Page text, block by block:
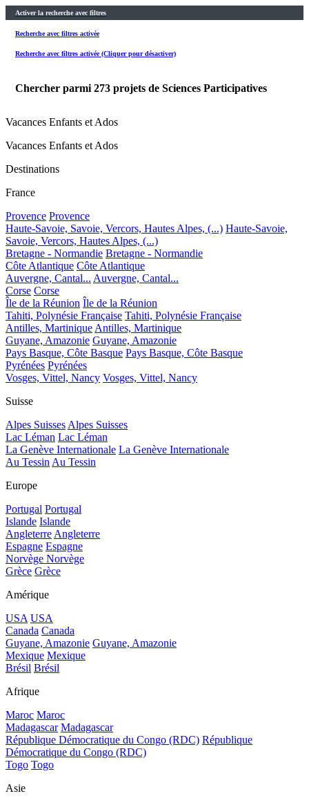
Activer la recherche avec filtres
Recherche avec filtres activée
Recherche avec filtres activée (Cliquer pour désactiver)
Chercher parmi 273 projets de Sciences Participatives
Vacances Enfants et Ados
Vacances Enfants et Ados
Destinations
France
Provence Provence
Haute-Savoie, Savoie, Vercors, Hautes Alpes, (...) Haute-Savoie,
Savoie, Vercors, Hautes Alpes, (...)
Bretagne - Normandie Bretagne - Normandie
Côte Atlantique Côte Atlantique
Auvergne, Cantal... Auvergne, Cantal...
Corse Corse
Île de la Réunion Île de la Réunion
Tahiti, Polynésie Française Tahiti, Polynésie Française
Antilles, MartiniqueAntilles, Martinique
Guyane, Amazonie Guyane, Amazonie
Pays Basque, Côte Basque Pays Basque, Côte Basque
Pyrénées Pyrénées
Vosges, Vittel, Nancy Vosges, Vittel, Nancy
Suisse
Alpes SuissesAlpes Suisses
Lac Léman Lac Léman
La Genève Internationale La Genève Internationale
Au TessinAu Tessin
Europe
Portugal Portugal
Islande Islande
AngleterreAngleterre
Espagne Espagne
Norvège Norvège
Grèce Grèce
Amérique
USA USA
Canada Canada
Guyane, Amazonie Guyane, Amazonie
Mexique Mexique
Brésil Brésil
Afrique
Maroc Maroc
Madagascar Madagascar
République Démocratique du Congo (RDC) République
Démocratique du Congo (RDC)
Togo Togo
Asie